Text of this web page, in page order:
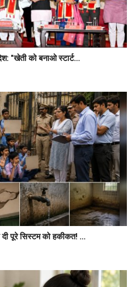
"खेती को बनाओ स्टार्ट...
पूरे सिस्टम को हकीकत! ...